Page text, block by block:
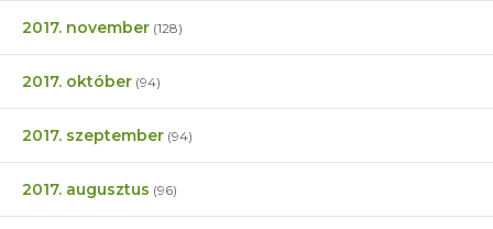
2017. november (128)
2017. október (94)
2017. szeptember (94)
2017. augusztus (96)